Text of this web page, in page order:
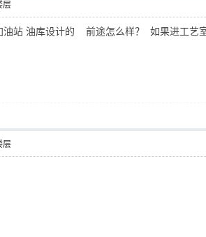
层
站 油库设计的 前途怎么样？ 如果进工艺室
层